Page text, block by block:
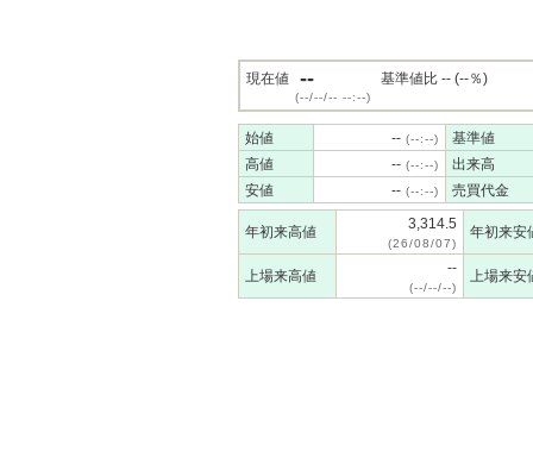
現在値 --
(--/--/-- --:--)
基準値比 -- (--％)
始値 -- (--:--)
基準値
高値
-- (--:--)
出来高
安値
-- (--:--) 売買代金
年初来高値 3,314.5
(26/08/07)
年初来安
上場来高値 --
(--/--/--)
上場来安